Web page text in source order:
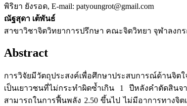
พิริยา ยังรอด, E-mail: patyoungrot@gmail.com
ณัฐสุดา เต้พันธ์
สาขาวิชาจิตวิทยาการปรึกษา คณะจิตวิทยา จุฬาลงก
Abstract
การวิจัยมีวัตถุประสงค์เพื่อศึกษาประสบการณ์ด้านจิ
เป็นเยาวชนที่ไม่กระทำผิดซ้ำเกิน 1 ปีหลังคำตัดสิน
สามารถในการฟื้นพลัง 2.50 ขึ้นไป ไม่มีอาการทาง